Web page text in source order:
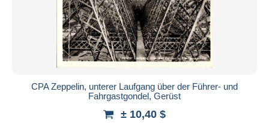
CPA Zeppelin, unterer Laufgang über der Führer- und
Fahrgastgondel, Gerüst
± 10,40 $